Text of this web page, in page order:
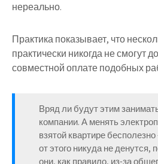
нереально.
Практика показывает, что
практически никогда не смогут
совместной оплате подобных
Вряд ли будут этим
компании. А менять
взятой квартире
от этого никуда не денутся,
они, как правило, из-за